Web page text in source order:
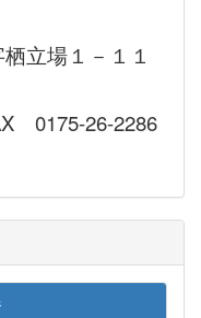
立場１－１１
0175-26-2286